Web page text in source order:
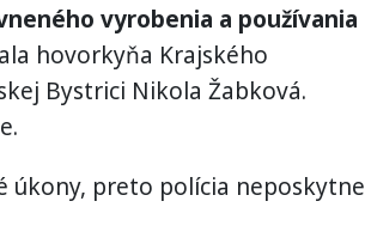
vyrobenia a používania
hovorkyňa Krajského
Bystrici Nikola Žabková.
úkony, preto polícia neposkytne